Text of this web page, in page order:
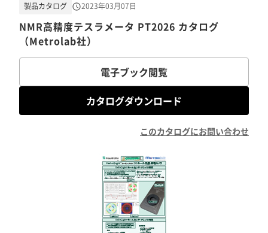
NMR高精度テスラメータ PT2026 カタログ
（Metrolab社）
製品カタログ 2023年03月07日
電子ブック閲覧
カタログダウンロード
このカタログにお問い合わせ